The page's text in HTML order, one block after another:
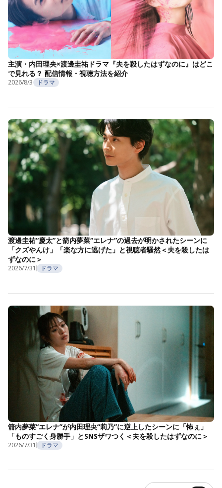
主演・内田理央×渡邊圭祐ドラマ『夫を殺したはずなのに』はどこ
で見れる？ 配信情報・視聴方法を紹介
2026/8/3 ドラマ
渡邊圭祐“慶太”と箭内夢菜“エレナ”の過去が明かされたシーンに
「クズやんけ」「楽な方に逃げた」と視聴者騒然＜夫を殺したは
ずなのに＞
2026/7/31 ドラマ
箭内夢菜“エレナ”が内田理央“莉乃”に逆上したシーンに「怖ぇ」
「ものすごく身勝手」とSNSザワつく＜夫を殺したはずなのに＞
2026/7/31 ドラマ